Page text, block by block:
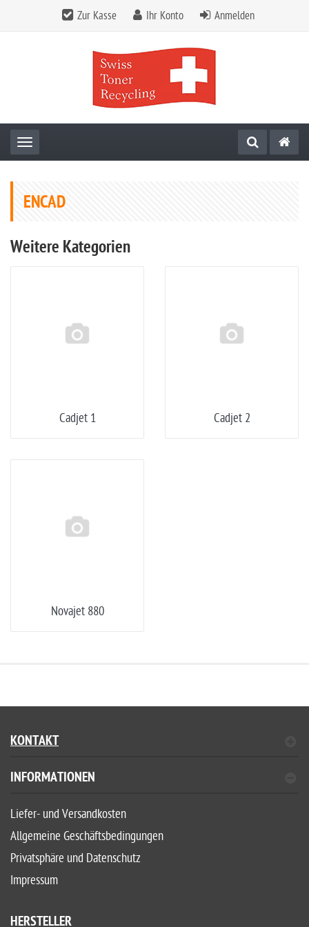
Zur Kasse Ihr Konto Anmelden
Toggle navigation
ENCAD
Weitere Kategorien
Cadjet 1 Cadjet 2
Novajet 880
KONTAKT
INFORMATIONEN
Liefer- und Versandkosten
Allgemeine Geschäftsbedingungen
Privatsphäre und Datenschutz
Impressum
HERSTELLER